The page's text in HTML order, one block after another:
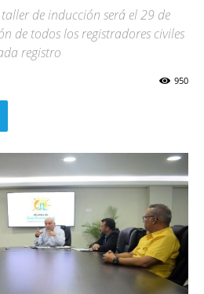
de inducción será el 29 de
de todos los registradores civiles
registro
950